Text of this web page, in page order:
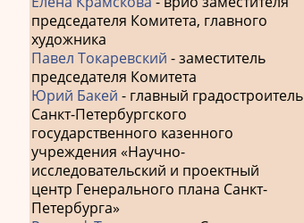
председателя Комитета, главного
художника
Павел Токаревский - заместитель
председателя Комитета
Юрий Бакей - главный градостроитель
Санкт-Петербургского
государственного казенного
учреждения «Научно-
исследовательский и проектный
центр Генерального плана Санкт-
Петербурга»